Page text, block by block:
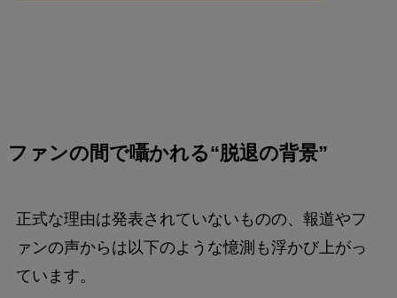
ファンの間で囁かれる“脱退の背景”
正式な理由は発表されていないものの、報道やフ
ァンの声からは以下のような憶測も浮かび上がっ
ています。